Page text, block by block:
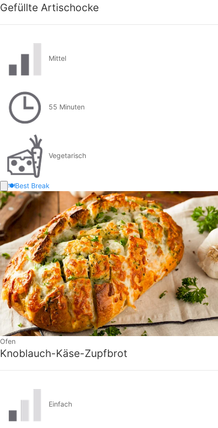
Gefüllte Artischocke
Mittel
55 Minuten
Vegetarisch
🍽️Best Break
Ofen
Knoblauch-Käse-Zupfbrot
Einfach